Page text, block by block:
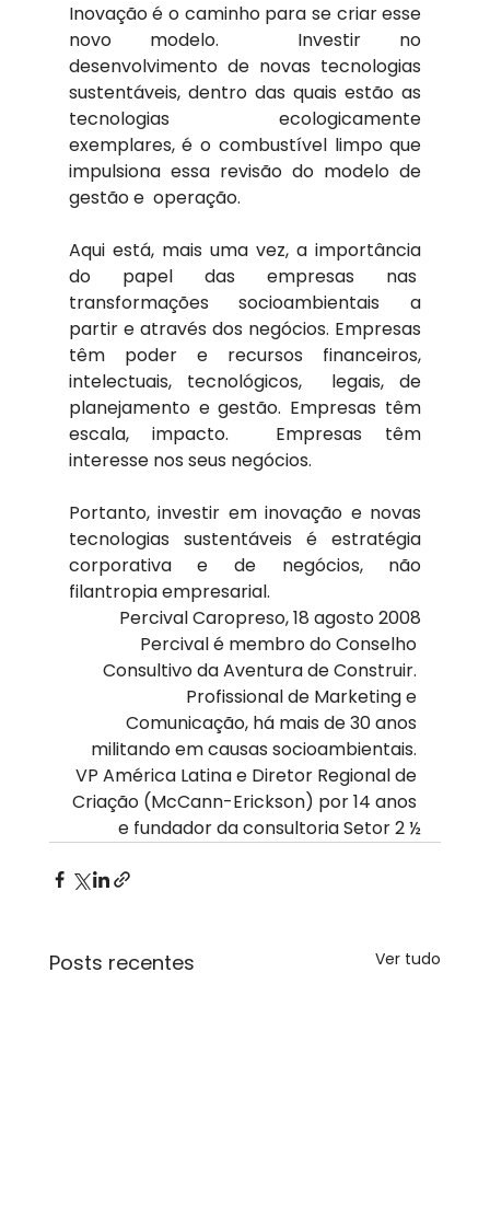
Inovação é o caminho para se criar esse
novo modelo.  Investir no
desenvolvimento de novas tecnologias
sustentáveis, dentro das quais estão as
tecnologias ecologicamente
exemplares, é o combustível limpo que
impulsiona essa revisão do modelo de
gestão e  operação.
Aqui está, mais uma vez, a importância
do papel das empresas nas
transformações socioambientais a
partir e através dos negócios. Empresas
têm poder e recursos financeiros,
intelectuais, tecnológicos,  legais, de
planejamento e gestão. Empresas têm
escala, impacto.  Empresas têm
interesse nos seus negócios.
Portanto, investir em inovação e novas
tecnologias sustentáveis é estratégia
corporativa e de negócios, não
filantropia empresarial.
Percival Caropreso, 18 agosto 2008
Percival é membro do Conselho
Consultivo da Aventura de Construir.
Profissional de Marketing e
Comunicação, há mais de 30 anos
militando em causas socioambientais.
VP América Latina e Diretor Regional de
Criação (McCann-Erickson) por 14 anos
e fundador da consultoria Setor 2 ½
Posts recentes Ver tudo